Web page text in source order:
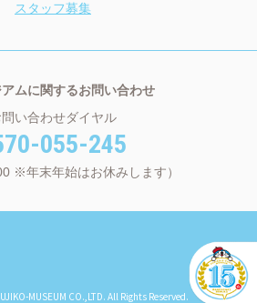
スタッフ募集
アムに関するお問い合わせ
問い合わせダイヤル
055-245
※年末年始はお休みします）
MUSEUM CO.,LTD. All Rights Reserved.